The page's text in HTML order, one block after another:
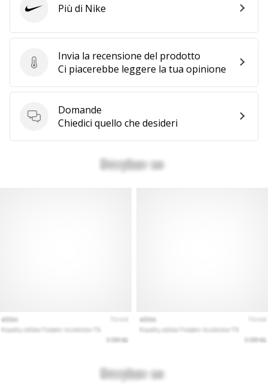
Invia la recensione del prodotto
Invia la recensione del prodotto
Ci piacerebbe leggere la tua opinione
Domande
Domande
Chiedici quello che desideri
Nike Più di Nike